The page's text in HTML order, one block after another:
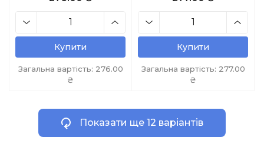
Купити
Загальна вартість: 276.00
₴
Купити
Загальна вартість: 277.00
₴
Показати ще 12 варіантів